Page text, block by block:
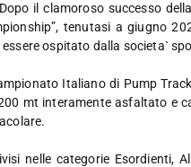
il clamoroso successo
tenutasi a giugno
ospitato dalla societa`
Italiano di Pump
mt interamente asfaltato e
nelle categorie Esordienti,